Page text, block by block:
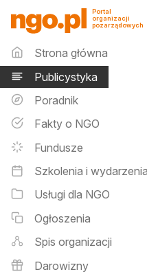
Publicystyka -
Portal
organizacji
pozarządowych
Menu główne
Strona główna
Publicystyka
Poradnik
Fakty o NGO
Fundusze
Szkolenia i wydarzenia
Usługi dla NGO
Ogłoszenia
Spis organizacji
Darowizny